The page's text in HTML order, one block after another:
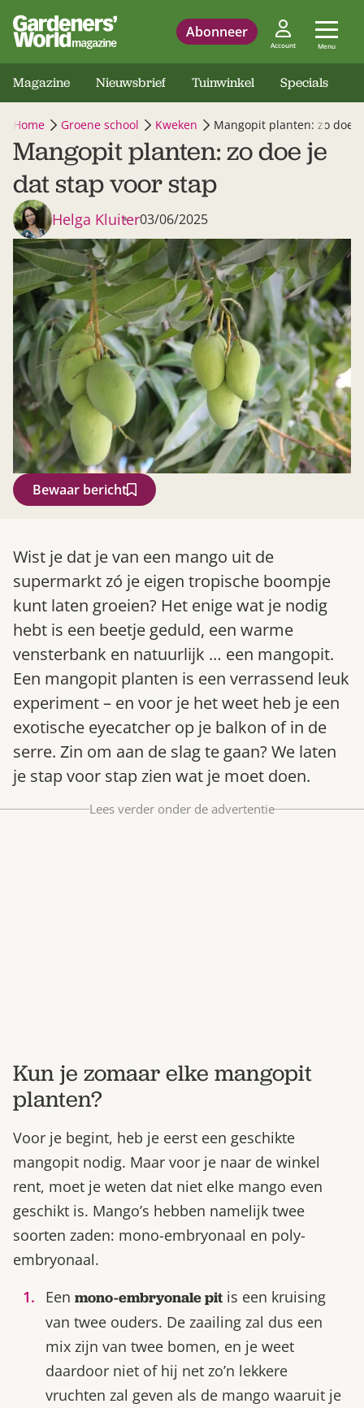
Abonneer
Account Menu
Gardeners’ World 08/2026
Bestel nu
Abonneer
Magazine Nieuwsbrief Tuinwinkel Specials
Home Groene school Kweken Mangopit planten: zo doe
Mangopit planten: zo doe je
dat stap voor stap
Helga Kluiter03/06/2025
Bewaar bericht
Wist je dat je van een mango uit de
supermarkt zó je eigen tropische boompje
kunt laten groeien? Het enige wat je nodig
hebt is een beetje geduld, een warme
vensterbank en natuurlijk … een mangopit.
Een mangopit planten is een verrassend leuk
experiment – en voor je het weet heb je een
exotische eyecatcher op je balkon of in de
serre. Zin om aan de slag te gaan? We laten
je stap voor stap zien wat je moet doen.
Lees verder onder de advertentie
Kun je zomaar elke mangopit
planten?
Voor je begint, heb je eerst een geschikte
mangopit nodig. Maar voor je naar de winkel
rent, moet je weten dat niet elke mango even
geschikt is. Mango’s hebben namelijk twee
soorten zaden: mono-embryonaal en poly-
embryonaal.
Een mono-embryonale pit is een kruising
van twee ouders. De zaailing zal dus een
mix zijn van twee bomen, en je weet
daardoor niet of hij net zo’n lekkere
vruchten zal geven als de mango waaruit je